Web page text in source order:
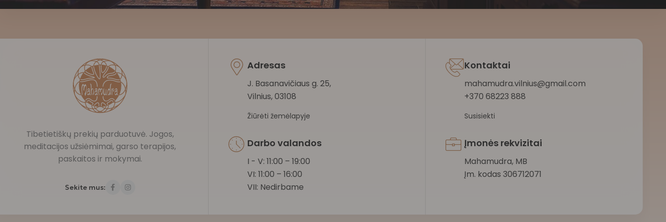
Tibetietiškų prekių parduotuvė. Jogos,
meditacijos užsiėmimai, garso terapijos,
paskaitos ir mokymai.
Sekite mus:
Adresas
J. Basanavičiaus g. 25,
Vilnius, 03108
Žiūrėti žemėlapyje
Darbo valandos
I - V: 11:00 – 19:00
VI: 11:00 – 16:00
VII: Nedirbame
Kontaktai
mahamudra.vilnius@gmail.com
+370 68223 888
Susisiekti
Įmonės rekvizitai
Mahamudra, MB
Įm. kodas 306712071